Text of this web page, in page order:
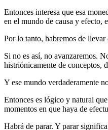
Entonces interesa que esa
en el mundo de causa y efecto,
Por lo tanto, habremos de
Si no es así, no avanzaremos.
histriónicamente de conceptos,
Y ese mundo verdaderamente
Entonces es lógico y natural
momentos en que haya de
Habrá de parar. Y parar